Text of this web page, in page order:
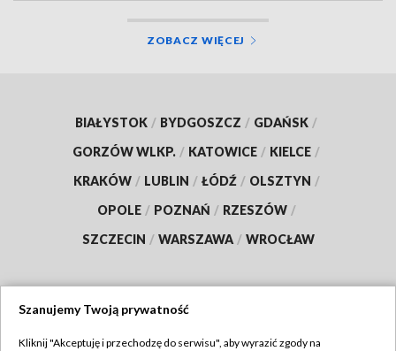
ZOBACZ WIĘCEJ
BIAŁYSTOK / BYDGOSZCZ / GDAŃSK /
GORZÓW WLKP. / KATOWICE / KIELCE /
KRAKÓW / LUBLIN / ŁÓDŹ / OLSZTYN /
OPOLE / POZNAŃ / RZESZÓW /
SZCZECIN / WARSZAWA / WROCŁAW
Szanujemy Twoją prywatność
Kliknij "Akceptuję i przechodzę do serwisu", aby wyrazić zgody na